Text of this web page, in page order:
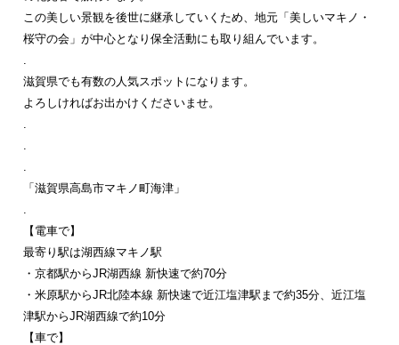
この美しい景観を後世に継承していくため、地元「美しいマキノ・
桜守の会」が中心となり保全活動にも取り組んでいます。
滋賀県でも有数の人気スポットになります。
よろしければお出かけくださいませ。
「滋賀県高島市マキノ町海津」
【電車で】
最寄り駅は湖西線マキノ駅
・京都駅からJR湖西線 新快速で約70分
・米原駅からJR北陸本線 新快速で近江塩津駅まで約35分、近江塩
津駅からJR湖西線で約10分
【車で】